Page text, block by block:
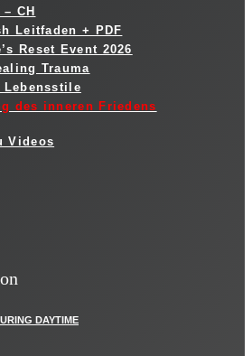
CH
Leitfaden + PDF
Reset Event 2026
Trauma
des inneren Friedens
Videos